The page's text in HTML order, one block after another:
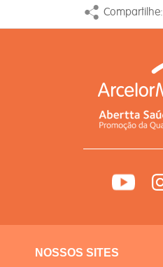
Compartilhe:
NOSSOS SITES